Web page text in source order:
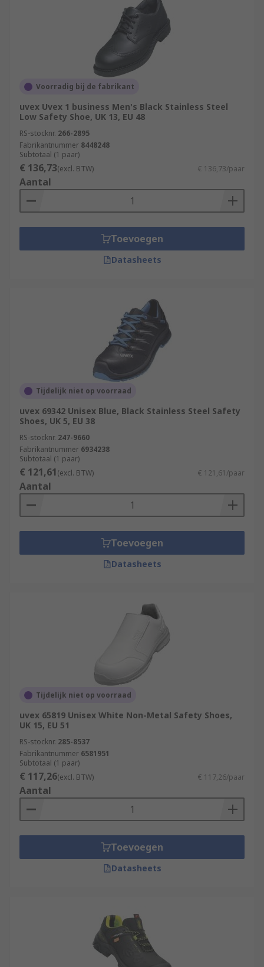
Voorradig bij de fabrikant
uvex Uvex 1 business Men's Black Stainless Steel
Low Safety Shoe, UK 13, EU 48
RS-stocknr. 266-2895
Fabrikantnummer 8448248
Subtotaal (1 paar)
€ 136,73(excl. BTW) € 136,73/paar
Aantal
Toevoegen
Datasheets
Tijdelijk niet op voorraad
uvex 69342 Unisex Blue, Black Stainless Steel Safety
Shoes, UK 5, EU 38
RS-stocknr. 247-9660
Fabrikantnummer 6934238
Subtotaal (1 paar)
€ 121,61(excl. BTW) € 121,61/paar
Aantal
Toevoegen
Datasheets
Tijdelijk niet op voorraad
uvex 65819 Unisex White Non-Metal Safety Shoes,
UK 15, EU 51
RS-stocknr. 285-8537
Fabrikantnummer 6581951
Subtotaal (1 paar)
€ 117,26(excl. BTW) € 117,26/paar
Aantal
Toevoegen
Datasheets